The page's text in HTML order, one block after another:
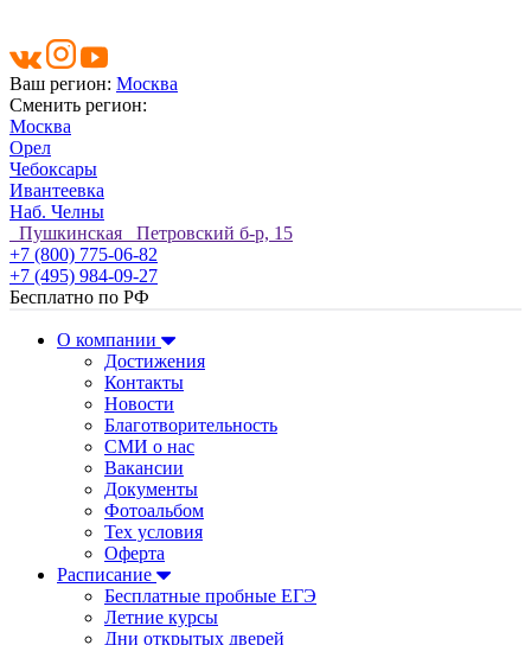
Ваш регион: Москва
Сменить регион:
Москва
Орел
Чебоксары
Ивантеевка
Наб. Челны
Пушкинская Петровский б-р, 15
+7 (800) 775-06-82
+7 (495) 984-09-27
Бесплатно по РФ
О компании
Достижения
Контакты
Новости
Благотворительность
СМИ о нас
Вакансии
Документы
Фотоальбом
Тех условия
Оферта
Расписание
Бесплатные пробные ЕГЭ
Летние курсы
Дни открытых дверей